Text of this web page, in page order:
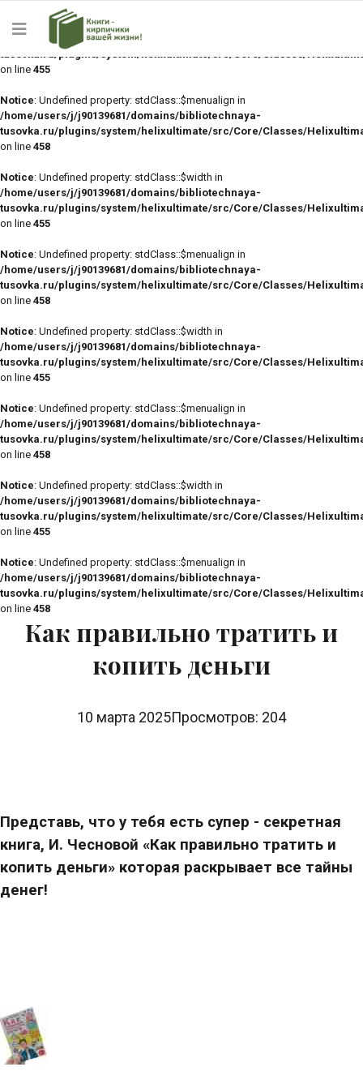
Notice
: Undefined property: stdClass::$width in
/home/users/j/j90139681/domains/bibliotechnaya-
tusovka.ru/plugins/system/helixultimate/src/Core/Classes/
on line 455
Notice: Undefined property: stdClass::$menualign in
/home/users/j/j90139681/domains/bibliotechnaya-
tusovka.ru/plugins/system/helixultimate/src/Core/Classes/
on line 458
Notice: Undefined property: stdClass::$width in
/home/users/j/j90139681/domains/bibliotechnaya-
tusovka.ru/plugins/system/helixultimate/src/Core/Classes/
on line 455
Notice: Undefined property: stdClass::$menualign in
/home/users/j/j90139681/domains/bibliotechnaya-
tusovka.ru/plugins/system/helixultimate/src/Core/Classes/
on line 458
Notice: Undefined property: stdClass::$width in
/home/users/j/j90139681/domains/bibliotechnaya-
tusovka.ru/plugins/system/helixultimate/src/Core/Classes/
on line 455
Notice: Undefined property: stdClass::$menualign in
/home/users/j/j90139681/domains/bibliotechnaya-
tusovka.ru/plugins/system/helixultimate/src/Core/Classes/
on line 458
Notice: Undefined property: stdClass::$width in
/home/users/j/j90139681/domains/bibliotechnaya-
tusovka.ru/plugins/system/helixultimate/src/Core/Classes/
on line 455
Notice: Undefined property: stdClass::$menualign in
/home/users/j/j90139681/domains/bibliotechnaya-
tusovka.ru/plugins/system/helixultimate/src/Core/Classes/
on line 458
Как правильно тратить и
копить деньги
10 марта 2025Просмотров: 204
Представь, что у тебя есть супер - секретная
книга, И. Чесновой «Как правильно тратить и
копить деньги» которая раскрывает все тайны
денег!